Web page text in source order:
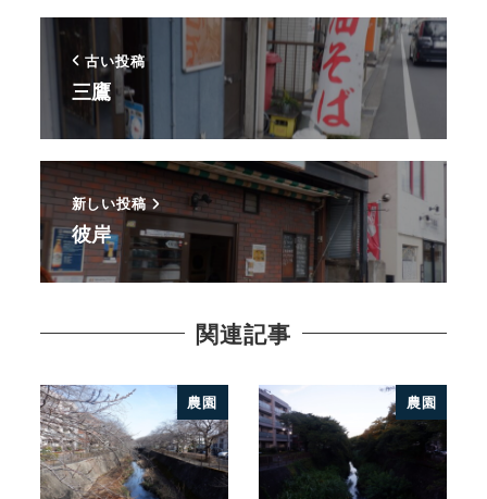
古い投稿
三鷹
新しい投稿
彼岸
関連記事
農園 農園